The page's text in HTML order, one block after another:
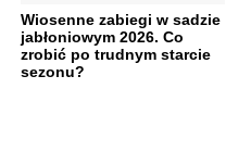
Wiosenne zabiegi w sadzie
jabłoniowym 2026. Co
zrobić po trudnym starcie
sezonu?